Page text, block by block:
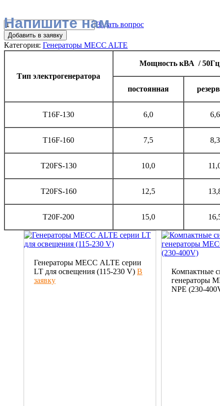
Задать вопрос
Добавить в заявку
Категория: Генераторы MECC ALTE
Тип электрогенератора
Мощность кВА / 50Гц
постоянная
T16F-130 6,0 6,6
T16F-160 7,5 8,3
T20FS-130 10,0
T20FS-160 12,5
T20F-200 15,0
Генераторы МЕСС ALTE серии
LT для освещения (115-230 V) В
заявку
Компактные
генераторы
NPE (230-
Напишите нам